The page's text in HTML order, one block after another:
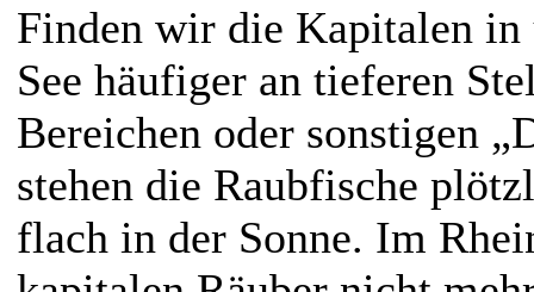
Finden wir die Kapitalen in
See häufiger an tieferen
Bereichen oder sonstigen
stehen die Raubfische
flach in der Sonne. Im